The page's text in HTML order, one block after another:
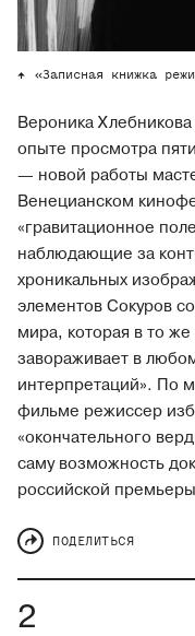
«Записная книжка
Вероника
опыте просмотра
— новой работы
Венецианском
«гравитационное
наблюдающие за
хроникальных
элементов Сокуров
мира, которая в то
завораживает в
интерпретаций». По
фильме режиссер
«окончательного
саму возможность
российской
ПОДЕЛИТЬСЯ